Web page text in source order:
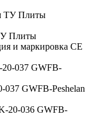
Плиты
GWFB-Peshelan